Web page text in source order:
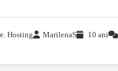
Hosting MarilenaS 10 ani